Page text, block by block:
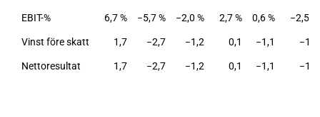
EBIT-% 6,7 % −5,7 % −2,0 % 2,7 % 0,6 % −2,5 %
Vinst före skatt 1,7 −2,7 −1,2 0,1 −1,1 −1,2
Nettoresultat 1,7 −2,7 −1,2 0,1 −1,1 −1,2